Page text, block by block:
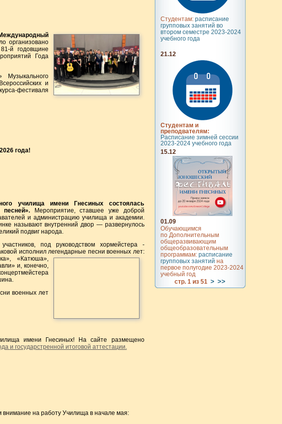
организовано
й годовщине
Года
Музыкального
и
фестиваля
года!
училища имени Гнесиных состоялась
песней».
Мероприятие, ставшее уже доброй
и администрацию училища и академии.
называют внутренний двор — развернулось
подвиг народа.
под руководством хормейстера -
исполнил легендарные песни военных лет:
«Катюша»,
и, конечно,
военных лет
имени Гнесиных! На сайте размещено
и государстренной итоговой аттестации.
на работу Училища в начале мая:
Студентам: расписание
групповых занятий во
втором семестре 2023-2024
учебного года
21.12
Студентам и
преподвателям:
Расписание зимней сессии
2023-2024 учебного года
15.12
01.09
Обучающимся
по Дополнительным
общеразвивающим
общеобразовательным
программам: расписание
групповых занятий на
первое полугодие 2023-2024
учебный год
стр. 1 из 51 > >>